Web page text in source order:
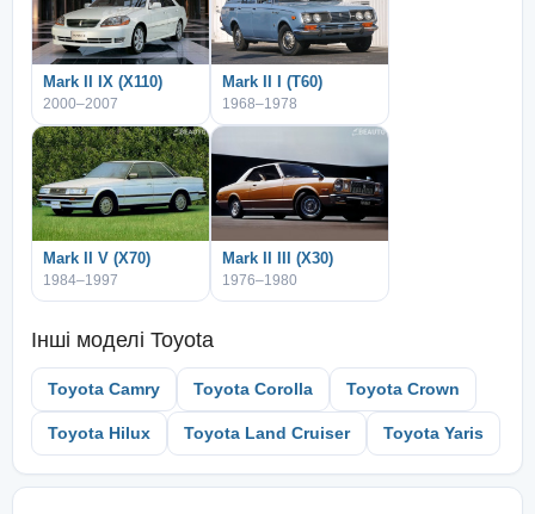
Mark II IX (X110)
2000–2007
Mark II I (T60)
1968–1978
Mark II V (X70)
1984–1997
Mark II III (X30)
1976–1980
Інші моделі Toyota
Toyota Camry Toyota Corolla Toyota Crown
Toyota Hilux Toyota Land Cruiser Toyota Yaris